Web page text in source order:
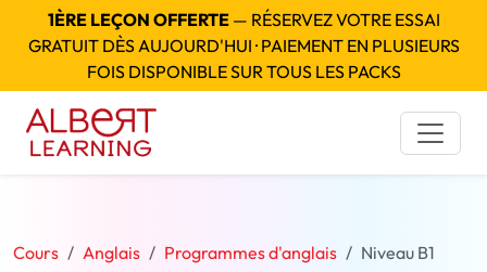
1ÈRE LEÇON OFFERTE— RÉSERVEZ VOTRE ESSAI
GRATUIT DÈS AUJOURD'HUI · PAIEMENT EN PLUSIEURS
FOIS DISPONIBLE SUR TOUS LES PACKS
Cours Anglais Programmes d'anglais Niveau B1